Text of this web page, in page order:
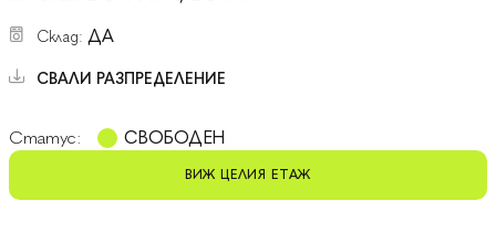
Склад: ДА
СВАЛИ РАЗПРЕДЕЛЕНИЕ
Статус: СВОБОДЕН
ВИЖ ЦЕЛИЯ ЕТАЖ